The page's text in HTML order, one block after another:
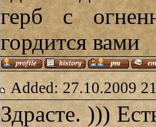
герб с
гордится вами
Added: 27.10.2009
Здрасте. )))